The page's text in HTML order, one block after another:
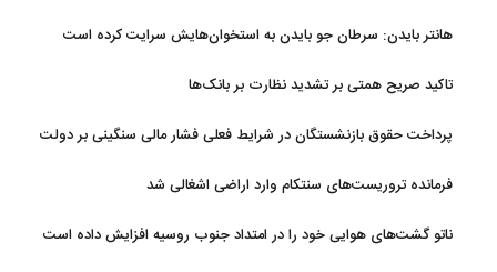
هانتر بایدن: سرطان جو بایدن به استخوان‌هایش سرایت کرده است
تاکید صریح همتی بر تشدید نظارت بر بانک‌ها
پرداخت حقوق بازنشستگان در شرایط فعلی فشار مالی سنگینی بر دولت
فرمانده تروریست‌های سنتکام وارد اراضی اشغالی شد
ناتو گشت‌های هوایی خود را در امتداد جنوب روسیه افزایش داده است